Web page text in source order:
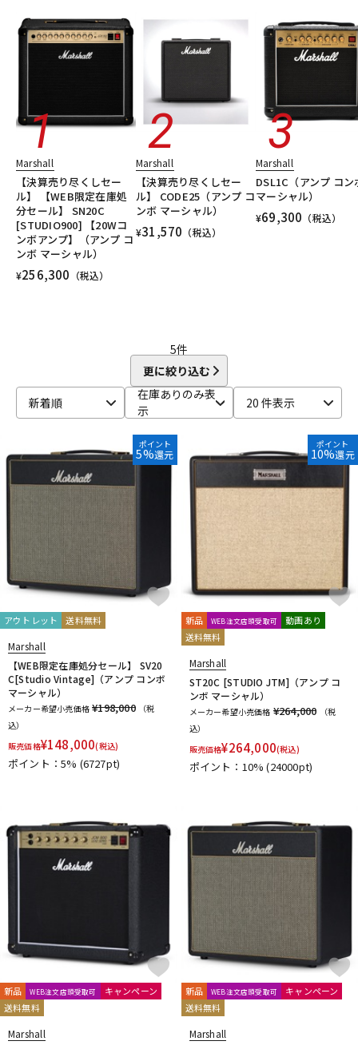
DJ機器
レコーディング機器
配信/ライブ機器 楽器アクセサリ
中古 ヴィンテージ
Marshall
【決算売り尽くしセー
ル】 【WEB限定在庫処
分セール】 SN20C
[STUDIO900] 【20Wコ
ンボアンプ】（アンプ コ
ンボ マーシャル）
¥256,300 （税込）
Marshall
【決算売り尽くしセー
ル】 CODE25（アンプ コ
ンボ マーシャル）
¥31,570 （税込）
Marshall
DSL1C（アンプ コン
マーシャル）
¥69,300 （税込）
5件
更に絞り込む
新着順
在庫ありのみ表
示
20 件表示
ポイント
5%還元
アウトレット 送料無料
Marshall
【WEB限定在庫処分セール】 SV20
C[Studio Vintage]（アンプ コンボ
マーシャル）
メーカー希望小売価格 ¥198,000
（税
込）
販売価格¥148,000(税込)
ポイント：5% (6727pt)
ポイント
10%還元
新品 WEB注文店頭受取可
動画あり
送料無料
Marshall
ST20C [STUDIO JTM]（アンプ コ
ンボ マーシャル）
メーカー希望小売価格 ¥264,000
（税
込）
販売価格¥264,000(税込)
ポイント：10%(24000pt)
新品 WEB注文店頭受取可
キャンペーン
送料無料
Marshall
新品 WEB注文店頭受取可
キャンペーン
送料無料
Marshall